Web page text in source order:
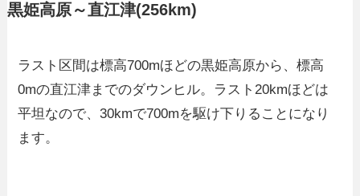
黒姫高原～直江津(256km)
ラスト区間は標高700mほどの黒姫高原から、標高
0mの直江津までのダウンヒル。ラスト20kmほどは
平坦なので、30kmで700mを駆け下りることになり
ます。